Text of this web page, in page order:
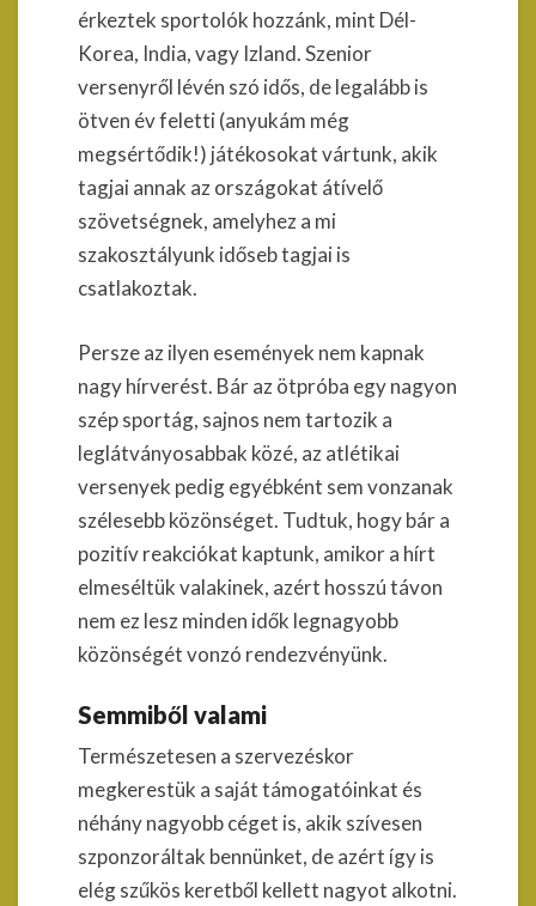
érkeztek sportolók hozzánk, mint Dél-
Korea, India, vagy Izland. Szenior
versenyről lévén szó idős, de legalább is
ötven év feletti (anyukám még
megsértődik!) játékosokat vártunk, akik
tagjai annak az országokat átívelő
szövetségnek, amelyhez a mi
szakosztályunk időseb tagjai is
csatlakoztak.
Persze az ilyen események nem kapnak
nagy hírverést. Bár az ötpróba egy nagyon
szép sportág, sajnos nem tartozik a
leglátványosabbak közé, az atlétikai
versenyek pedig egyébként sem vonzanak
szélesebb közönséget. Tudtuk, hogy bár a
pozitív reakciókat kaptunk, amikor a hírt
elmeséltük valakinek, azért hosszú távon
nem ez lesz minden idők legnagyobb
közönségét vonzó rendezvényünk.
Semmiből valami
Természetesen a szervezéskor
megkerestük a saját támogatóinkat és
néhány nagyobb céget is, akik szívesen
szponzoráltak bennünket, de azért így is
elég szűkös keretből kellett nagyot alkotni.